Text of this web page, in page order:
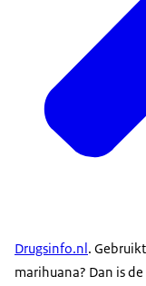
Drugsinfo.nl .
marihuana? Dan is